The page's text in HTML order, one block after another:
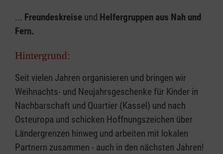
... Freundeskreise und Helfergruppen aus Nah und
Fern.
Hintergrund:
Seit vielen Jahren organisieren und bringen wir
Weihnachts- und Neujahrsgeschenke für Kinder in
Nachbarschaft und Quartier (Kassel) und nach
Osteuropa und schicken Hoffnungszeichen über
Ländergrenzen hinweg und arbeiten mit lokalen
Partnern zusammen - auch in den nächsten Jahren!